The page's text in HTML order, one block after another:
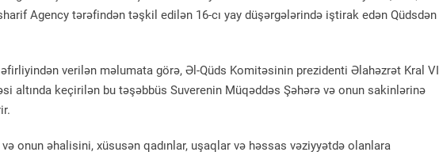
Agency tərəfindən təşkil edilən 16-cı yay düşərgələrində iştirak edən Qüdsdən
verilən məlumata görə, Əl-Qüds Komitəsinin prezidenti Əlahəzrət Kral VI
altında keçirilən bu təşəbbüs Suverenin Müqəddəs Şəhərə və onun sakinlərinə
onun əhalisini, xüsusən qadınlar, uşaqlar və həssas vəziyyətdə olanlara